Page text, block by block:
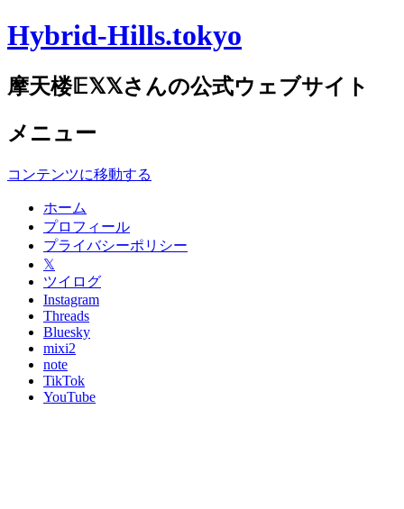
Hybrid-Hills.tokyo
摩天楼𝔼𝕏𝕏さんの公式ウェブサイト
メニュー
コンテンツに移動する
ホーム
プロフィール
プライバシーポリシー
𝕏
ツイログ
Instagram
Threads
Bluesky
mixi2
note
TikTok
YouTube